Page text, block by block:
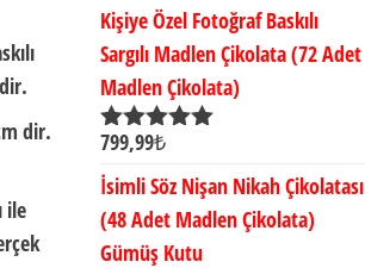
dir.
ile
Kişiye Özel Fotoğraf Baskılı
Sargılı Madlen Çikolata (72 Adet
Madlen Çikolata)
5 üzerinden
799,99₺
İsimli Söz Nişan Nikah Çikolatası
(48 Adet Madlen Çikolata)
Gümüş Kutu